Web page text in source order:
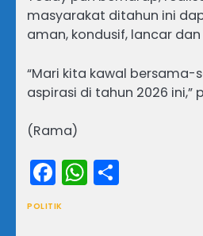
masyarakat ditahun ini
aman, kondusif, lancar dan
“Mari kita kawal bersama-
aspirasi di tahun 2026 ini,”
(Rama)
Facebook
WhatsApp
POLITIK